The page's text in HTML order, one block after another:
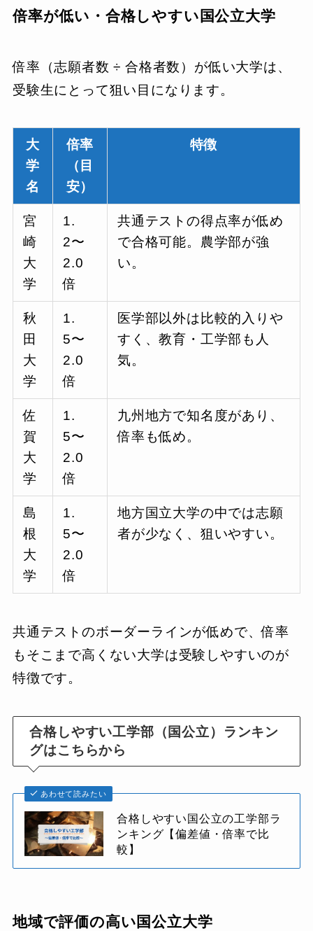
倍率が低い・合格しやすい国公立大学
倍率（志願者数 ÷ 合格者数）が低い大学は、
受験生にとって狙い目になります。
大
学
名
倍率
（目
安）
特徴
宮
崎
大
学
1.
2〜
2.0
倍
共通テストの得点率が低め
で合格可能。農学部が強
い。
秋
田
大
学
1.
5〜
2.0
倍
医学部以外は比較的入りや
すく、教育・工学部も人
気。
佐
賀
大
学
1.
5〜
2.0
倍
九州地方で知名度があり、
倍率も低め。
島
根
大
学
1.
5〜
2.0
倍
地方国立大学の中では志願
者が少なく、狙いやすい。
共通テストのボーダーラインが低めで、倍率
もそこまで高くない大学は受験しやすいのが
特徴です。
合格しやすい工学部（国公立）ランキン
グはこちらから
あわせて読みたい
合格しやすい国公立の工学部ラ
ンキング【偏差値・倍率で比
較】
地域で評価の高い国公立大学